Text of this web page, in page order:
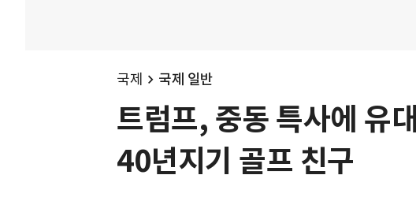
국제 국제 일반
트럼프, 중동 특사에 유
40년지기 골프 친구